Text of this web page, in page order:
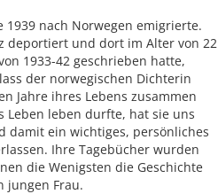
nach Norwegen emigrierte.
deportiert und dort im Alter von 22
1933-42 geschrieben hatte,
der norwegischen Dichterin
Jahre ihres Lebens zusammen
Leben leben durfte, hat sie uns
damit ein wichtiges, persönliches
Ihre Tagebücher wurden
die Wenigsten die Geschichte
jungen Frau.